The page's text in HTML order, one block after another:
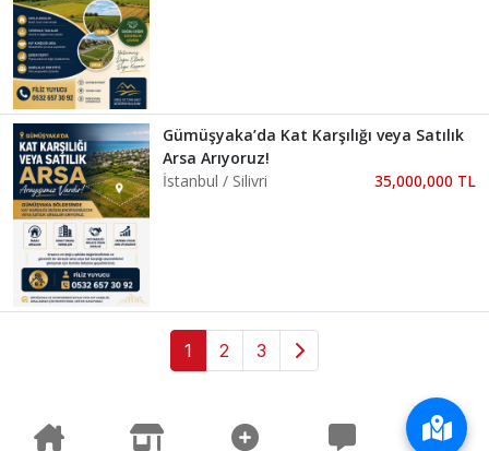
Gümüşyaka’da Kat Karşılığı veya Satılık
Arsa Arıyoruz!
İstanbul / Silivri
35,000,000 TL
1 2 3